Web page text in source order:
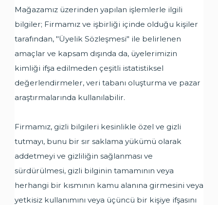
Mağazamız üzerinden yapılan işlemlerle ilgili
bilgiler; Firmamız ve işbirliği içinde olduğu kişiler
tarafından, "Üyelik Sözleşmesi" ile belirlenen
amaçlar ve kapsam dışında da, üyelerimizin
kimliği ifşa edilmeden çeşitli istatistiksel
değerlendirmeler, veri tabanı oluşturma ve pazar
araştırmalarında kullanılabilir.
Firmamız, gizli bilgileri kesinlikle özel ve gizli
tutmayı, bunu bir sır saklama yükümü olarak
addetmeyi ve gizliliğin sağlanması ve
sürdürülmesi, gizli bilginin tamamının veya
herhangi bir kısmının kamu alanına girmesini veya
yetkisiz kullanımını veya üçüncü bir kişiye ifşasını